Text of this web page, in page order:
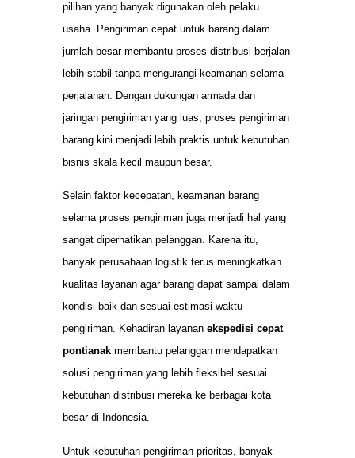
pilihan yang banyak digunakan oleh pelaku
usaha. Pengiriman cepat untuk barang dalam
jumlah besar membantu proses distribusi berjalan
lebih stabil tanpa mengurangi keamanan selama
perjalanan. Dengan dukungan armada dan
jaringan pengiriman yang luas, proses pengiriman
barang kini menjadi lebih praktis untuk kebutuhan
bisnis skala kecil maupun besar.
Selain faktor kecepatan, keamanan barang
selama proses pengiriman juga menjadi hal yang
sangat diperhatikan pelanggan. Karena itu,
banyak perusahaan logistik terus meningkatkan
kualitas layanan agar barang dapat sampai dalam
kondisi baik dan sesuai estimasi waktu
pengiriman. Kehadiran layanan ekspedisi cepat
pontianak membantu pelanggan mendapatkan
solusi pengiriman yang lebih fleksibel sesuai
kebutuhan distribusi mereka ke berbagai kota
besar di Indonesia.
Untuk kebutuhan pengiriman prioritas, banyak